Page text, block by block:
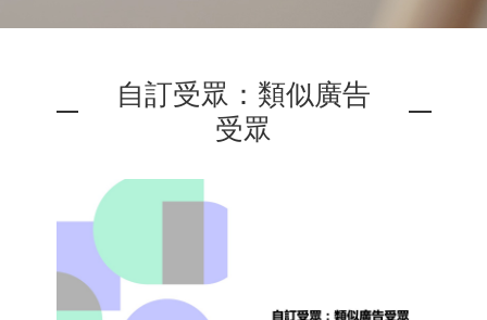
自訂受眾：類似廣告
受眾